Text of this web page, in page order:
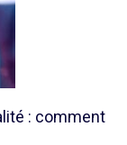
: comment